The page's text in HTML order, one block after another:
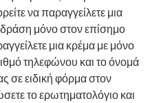
να παραγγείλετε μια
μόνο στον επίσημο
μια κρέμα με μόνο
τηλεφώνου και το όνομά
σε ειδική φόρμα στον
το ερωτηματολόγιο και